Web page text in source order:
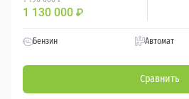
1 130 000 ₽
Бензин Автомат
Сравнить